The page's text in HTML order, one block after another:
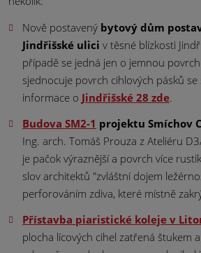
Nově postavený bytový dům
Jindřišské ulici v těsné blízkosti
případě se jedná jen o jemnou
sjednocuje povrch cihlových pásků se
informace o Jindřišské 28 zde.
Budova SM2-1 projektu Smíchov
Ing. arch. Tomáš Prouza z Ateliéru
je pačok výraznější a povrch více
slov architektů "zvláštní dojem
perforováním zdiva, které místně
Přístavba piaristické koleje v
plocha lícových cihel zatřená štukem